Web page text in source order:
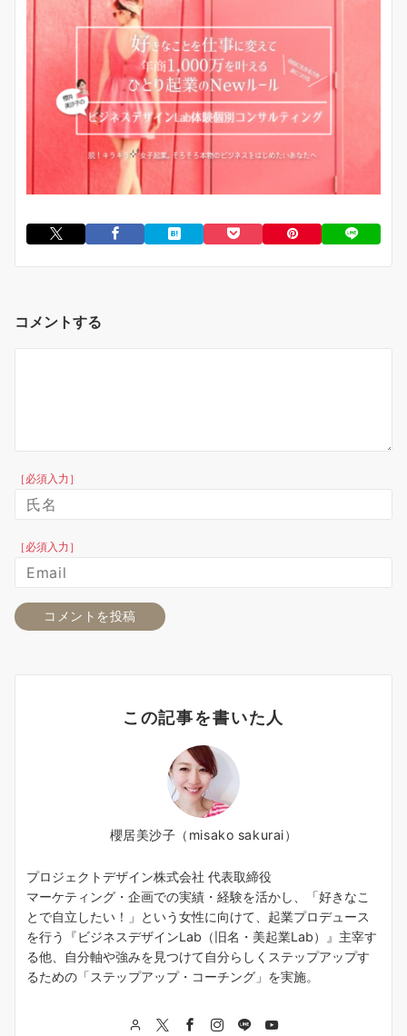
コメントする
［必須入力］
［必須入力］
この記事を書いた人
櫻居美沙子（misako sakurai）
プロジェクトデザイン株式会社 代表取締役
マーケティング・企画での実績・経験を活かし、「好きなこ
とで自立したい！」という女性に向けて、起業プロデュース
を行う『ビジネスデザインLab（旧名・美起業Lab）』主宰す
る他、自分軸や強みを見つけて自分らしくステップアップす
るための「ステップアップ・コーチング」を実施。